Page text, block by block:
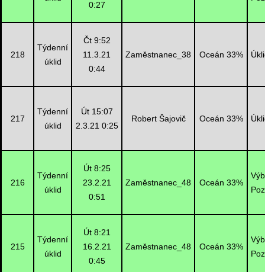
0:27
218
Týdenní
úklid
Čt 9:52
11.3.21
0:44
Zaměstnanec_38 Oceán 33%
217
Týdenní
úklid
Út 15:07
2.3.21 0:25
Robert Šajovič Oceán 33%
216
Týdenní
úklid
Út 8:25
23.2.21
0:51
Zaměstnanec_48 Oceán 33%
215
Týdenní
úklid
Út 8:21
16.2.21
0:45
Zaměstnanec_48 Oceán 33%